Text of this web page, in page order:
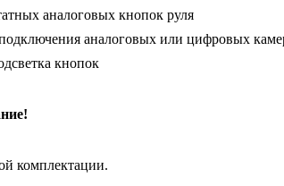
аналоговых кнопок руля
аналоговых или цифровых
кнопок
комплектации.